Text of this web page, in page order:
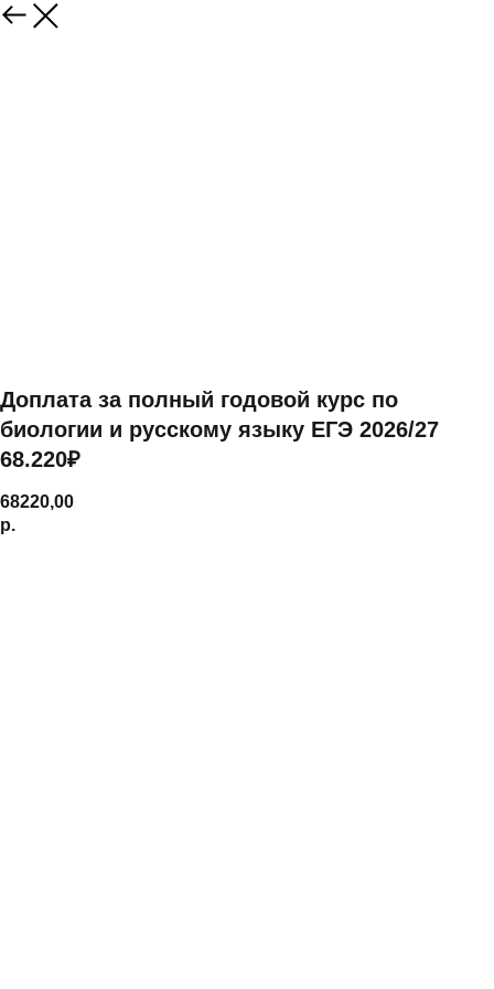
Доплата за полный годовой курс по
биологии и русскому языку ЕГЭ 2026/27
68.220₽
68220,00
р.